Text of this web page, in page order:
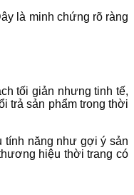
là minh chứng rõ ràng
tối giản nhưng tinh tế,
trả sản phẩm trong thời
tính năng như gợi ý sản
hiệu thời trang có